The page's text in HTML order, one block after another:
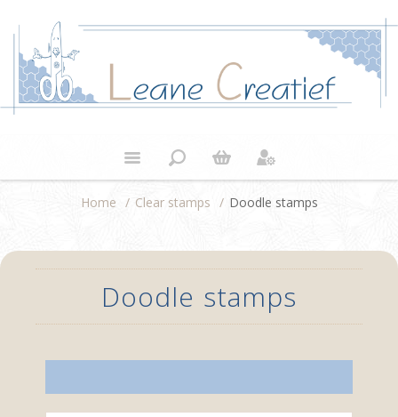
Home / Clear stamps / Doodle stamps
Doodle stamps